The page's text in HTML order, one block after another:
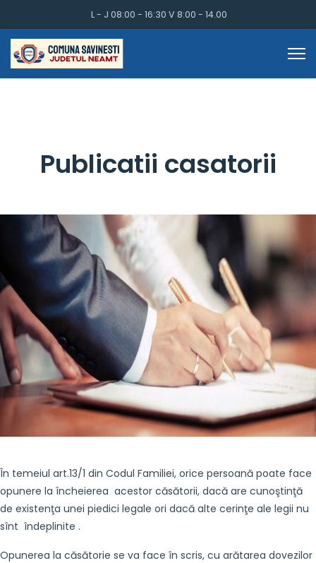
L - J 08:00 - 16:30 V 8:00 - 14.00
Publicatii casatorii
În temeiul art.13/1 din Codul Familiei, orice persoană poate face
opunere la încheierea acestor căsătorii, dacă are cunoştinţă
de existenţa unei piedici legale ori dacă alte cerinţe ale legii nu
sînt îndeplinite .
Opunerea la căsătorie se va face în scris, cu arătarea dovezilor